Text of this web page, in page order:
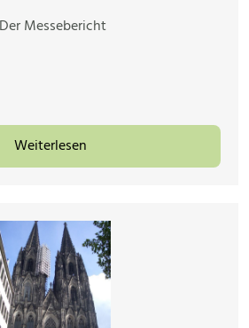
Messebericht
Weiterlesen